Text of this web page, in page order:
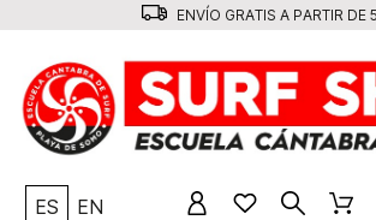
ENVÍO GRATIS A PARTIR DE
ES EN